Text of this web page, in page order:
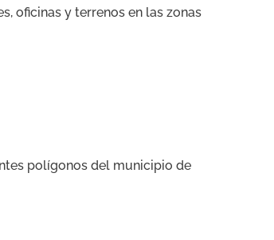
oficinas y terrenos en las zonas
polígonos del municipio de